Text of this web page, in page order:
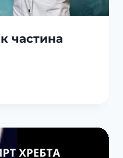
частина